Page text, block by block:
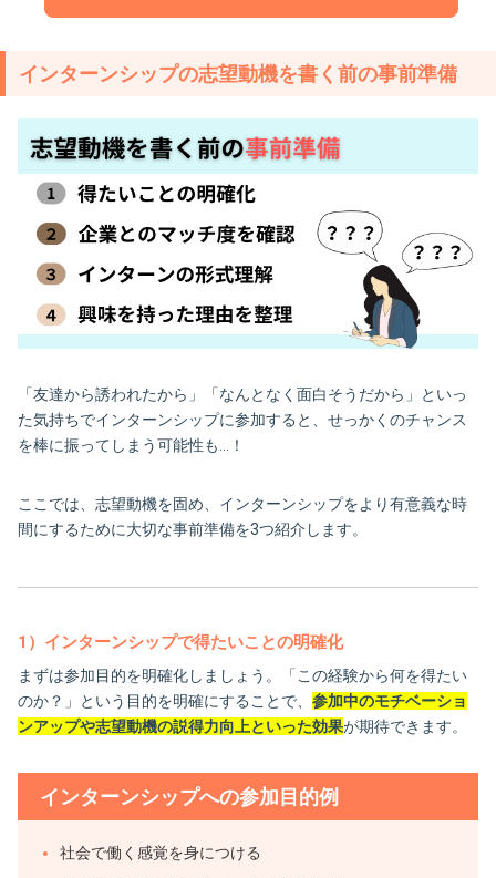
インターンシップの志望動機を書く前の事前準備
「友達から誘われたから」「なんとなく面白そうだから」といっ
た気持ちでインターンシップに参加すると、せっかくのチャンス
を棒に振ってしまう可能性も…！
ここでは、志望動機を固め、インターンシップをより有意義な時
間にするために大切な事前準備を3つ紹介します。
1）インターンシップで得たいことの明確化
まずは参加目的を明確化しましょう。「この経験から何を得たい
のか？」という目的を明確にすることで、 参加中のモチベーショ
ンアップや志望動機の説得力向上といった効果が期待できます。
インターンシップへの参加目的例
社会で働く感覚を身につける